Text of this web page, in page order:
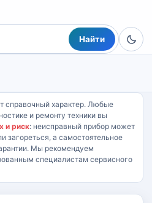
Найти
справочный характер. Любые
и ремонту техники вы
и риск: неисправный прибор может
загореться, а самостоятельное
Мы рекомендуем
специалистам сервисного